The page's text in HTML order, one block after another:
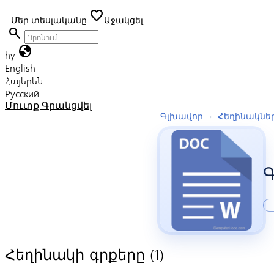
Մեր տեսլականը favoriteԱջակցել
search
hy globe
English
Հայերեն
Русский
Մուտք Գրանցվել
Գլխավոր ›
Հեղինակի գրքերը (1)